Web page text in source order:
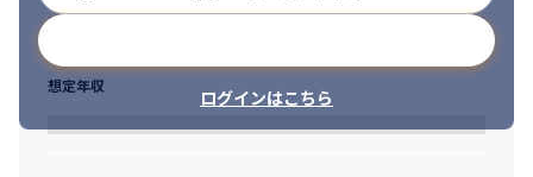
ログインはこちら
想定年収